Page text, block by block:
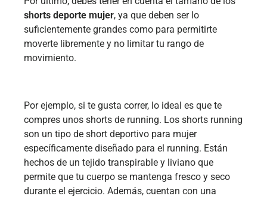
shorts deporte mujer, ya que deben ser lo
suficientemente grandes como para permitirte
moverte libremente y no limitar tu rango de
movimiento.
Por ejemplo, si te gusta correr, lo ideal es que te
compres unos shorts de running. Los shorts running
son un tipo de short deportivo para mujer
específicamente diseñado para el running. Están
hechos de un tejido transpirable y liviano que
permite que tu cuerpo se mantenga fresco y seco
durante el ejercicio. Además, cuentan con una